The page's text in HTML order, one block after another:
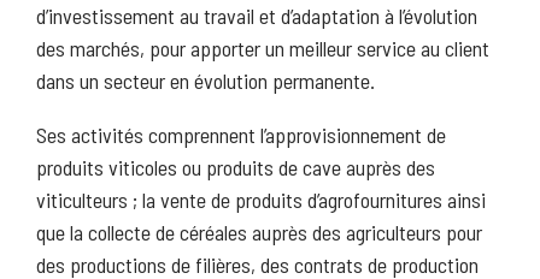
d’investissement au travail et d’adaptation à l’évolution
des marchés, pour apporter un meilleur service au client
dans un secteur en évolution permanente.
Ses activités comprennent l’approvisionnement de
produits viticoles ou produits de cave auprès des
viticulteurs ; la vente de produits d’agrofournitures ainsi
que la collecte de céréales auprès des agriculteurs pour
des productions de filières, des contrats de production